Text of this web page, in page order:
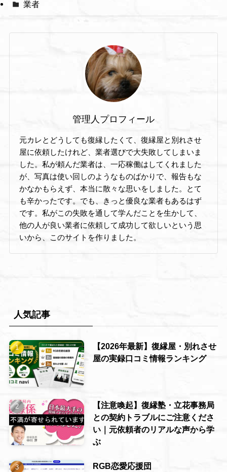
業者
管理人プロフィール
元カレとどうしても復縁したくて、復縁屋と別れさせ
屋に依頼したけれど、業者選びで大失敗してしまいま
した。私が頼んだ業者は、一応稼働はしてくれました
が、写真は使い回しのようなものばかりで、報告もな
かなかもらえず、本当に散々な思いをしました。とて
も辛かったです。でも、きっと優良な業者もあるはず
です。私がこの失敗を通して学んだことを生かして、
他の人が良い業者に依頼して成功して欲しいという思
いから、このサイトを作りました。
人気記事
【2026年最新】復縁屋・別れさせ
屋の実録口コミ情報ランキング
【注意喚起】復縁塾・立花事務局
との契約トラブルにご注意くださ
い｜元依頼者のリアルな声から学
ぶ
RGB恋愛応援団